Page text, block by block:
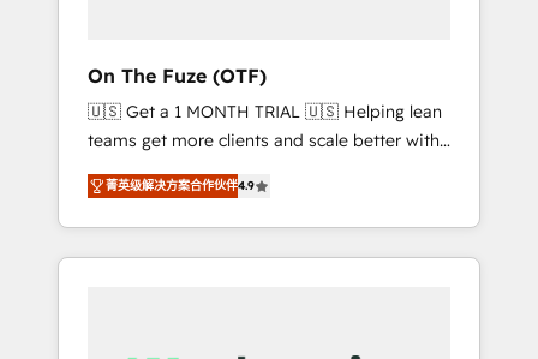
messaging, & conversion strategy that drive
results. 🤖AI Strategy: Activate Breeze Agents,
configure HubSpot AI, & maximize AEO with
tailored AI services. 🧩Integrations: Extend
HubSpot with custom integrations, hosting, &
maintenance.
On The Fuze (OTF)
🇺🇸 Get a 1 MONTH TRIAL 🇺🇸 Helping lean
teams get more clients and scale better with
our HubSpot Consulting & 'Done For You'
Services. 🚀 Who We Work With 🚀 We help
lean, growing companies: - Win more
business - Reduce no-shows - Improve lead
菁英级解决方案合作伙伴4.9